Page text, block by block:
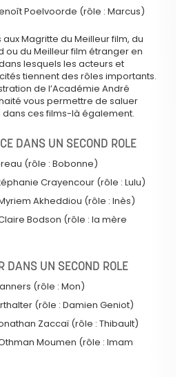
Poelvoorde (rôle : Marcus)
Magritte du Meilleur film, du
ou du Meilleur film étranger en
lesquels les acteurs et
tiennent des rôles importants.
de l’Académie André
vous permettre de saluer
ces films-là également.
DANS UN SECOND ROLE
(rôle : Bobonne)
Crayencour (rôle : Lulu)
Akheddiou (rôle : Inès)
Bodson (rôle : la mère
DANS UN SECOND ROLE
(rôle : Mon)
(rôle : Damien Geniot)
Zaccaï (rôle : Thibault)
Moumen (rôle : Imam